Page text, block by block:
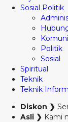
Sosial Politik
Politik
Sosial
Spiritual
Teknik
Teknik
Diskon ❯
Asli ❯ Kami